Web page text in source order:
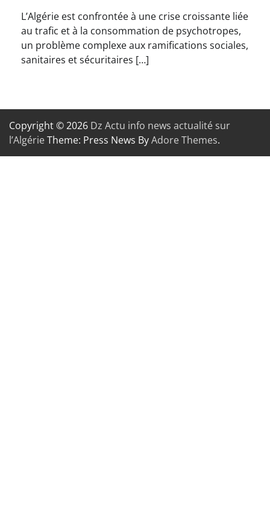
L’Algérie est confrontée à une crise croissante liée
au trafic et à la consommation de psychotropes,
un problème complexe aux ramifications sociales,
sanitaires et sécuritaires […]
Copyright © 2026 Dz Actu info news actualité sur
l’AlgérieTheme: Press News ByAdore Themes.